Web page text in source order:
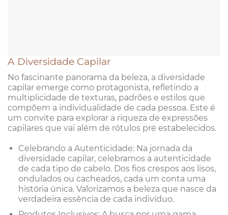
A Diversidade Capilar
No fascinante panorama da beleza, a diversidade
capilar emerge como protagonista, refletindo a
multiplicidade de texturas, padrões e estilos que
compõem a individualidade de cada pessoa. Este é
um convite para explorar a riqueza de expressões
capilares que vai além de rótulos pré estabelecidos.
Celebrando a Autenticidade: Na jornada da
diversidade capilar, celebramos a autenticidade
de cada tipo de cabelo. Dos fios crespos aos lisos,
ondulados ou cacheados, cada um conta uma
história única. Valorizamos a beleza que nasce da
verdadeira essência de cada indivíduo.